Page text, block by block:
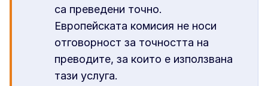
са преведени точно.
Европейската комисия не носи
отговорност за точността на
преводите, за които е използвана
тази услуга.